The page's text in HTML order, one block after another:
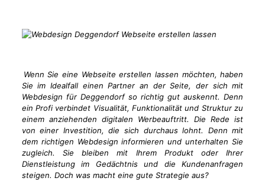
Wenn Sie eine Webseite erstellen lassen möchten, haben
Sie im Idealfall einen Partner an der Seite, der sich mit
Webdesign für Deggendorf so richtig gut auskennt. Denn
ein Profi verbindet Visualität, Funktionalität und Struktur zu
einem anziehenden digitalen Werbeauftritt. Die Rede ist
von einer Investition, die sich durchaus lohnt. Denn mit
dem richtigen Webdesign informieren und unterhalten Sie
zugleich. Sie bleiben mit Ihrem Produkt oder Ihrer
Dienstleistung im Gedächtnis und die Kundenanfragen
steigen. Doch was macht eine gute Strategie aus?